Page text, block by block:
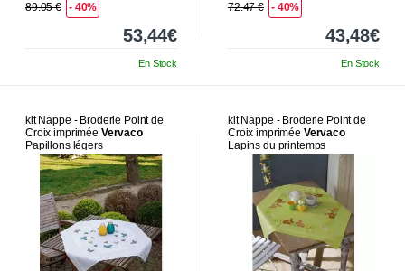
89.05 € - 40%
53,44€
En Stock
72.47 € - 40%
43,48€
En Stock
kit Nappe - Broderie Point de
Croix imprimée Vervaco
Papillons légers
kit Nappe - Broderie Point de
Croix imprimée Vervaco
Lapins du printemps